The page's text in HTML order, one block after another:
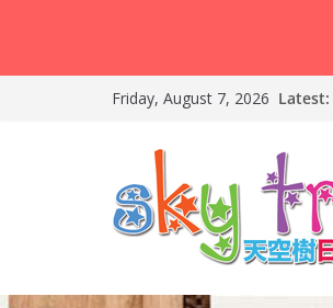
Friday, August 7, 2026 Latest: